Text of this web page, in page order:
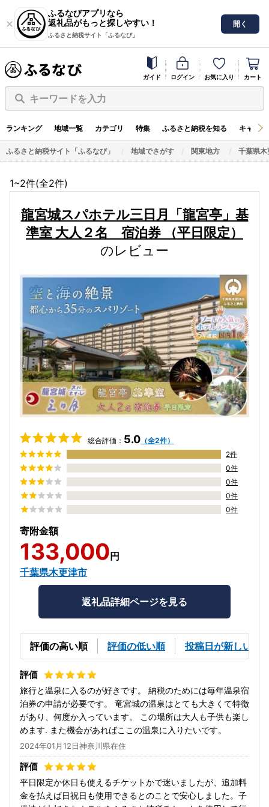
ふるなびアプリなら
返礼品がもっと探しやすい！
ふるさと納税サイト「ふるなび」
開く
ガイド ログイン お気に入り カート
キーワードを入力
ランキング 地域一覧 カテゴリ 特集 ふるさと納税を知る キャン
ふるさと納税サイト「ふるなび」 地域でさがす 関東地方 千葉県木
1~2件(全2件)
龍宮城スパホテル三日月「龍宮亭」基
準室 大人２名 宿泊券 （平日限定）
のレビュー
総合評価： 5.0 （全2件）
2件
0件
0件
0件
0件
寄附金額
133,000円
千葉県木更津市
返礼品詳細ページを見る
評価の高い順 評価の低い順 投稿日が新しい順
旅行と温泉に入るのが好きです。 納税のためには毎年温泉宿
泊券の申請が必要です。 竜宮城の温泉はとても大きくて特徴
があり、何度か入っています。 この場所は大人も子供も楽し
めます. また機会があればここの温泉に入りたいです。
2024年01月12日神奈川県在住
平日限定か休日も使えるチケットかで迷いましたが、追加料
金を払えば日祝日も使用できるとのことで安心しました。子